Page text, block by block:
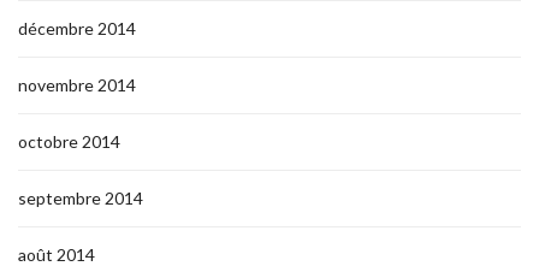
décembre 2014
novembre 2014
octobre 2014
septembre 2014
août 2014